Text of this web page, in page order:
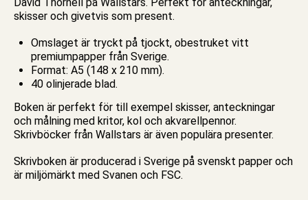
skisser och givetvis som present.
Omslaget är tryckt på tjockt, obestruket vitt
premiumpapper från Sverige.
Format: A5 (148 x 210 mm).
40 olinjerade blad.
Boken är perfekt för till exempel skisser, anteckningar
och målning med kritor, kol och akvarellpennor.
Skrivböcker från Wallstars är även populära presenter.
Skrivboken är producerad i Sverige på svenskt papper och
är miljömärkt med Svanen och FSC.